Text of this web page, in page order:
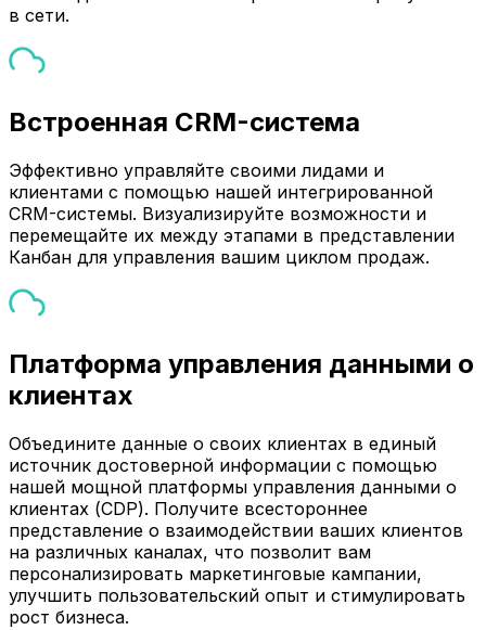
в сети.
Встроенная CRM-система
Эффективно управляйте своими лидами и
клиентами с помощью нашей интегрированной
CRM-системы. Визуализируйте возможности и
перемещайте их между этапами в представлении
Канбан для управления вашим циклом продаж.
Платформа управления данными о
клиентах
Объедините данные о своих клиентах в единый
источник достоверной информации с помощью
нашей мощной платформы управления данными о
клиентах (CDP). Получите всестороннее
представление о взаимодействии ваших клиентов
на различных каналах, что позволит вам
персонализировать маркетинговые кампании,
улучшить пользовательский опыт и стимулировать
рост бизнеса.